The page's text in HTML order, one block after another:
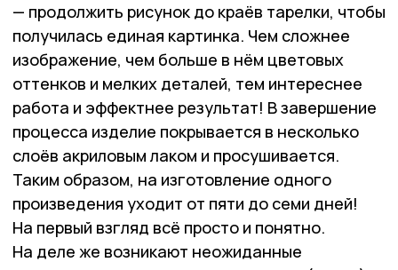
— продолжить рисунок до краёв тарелки, чтобы
получилась единая картинка. Чем сложнее
изображение, чем больше в нём цветовых
оттенков и мелких деталей, тем интереснее
работа и эффектнее результат! В завершение
процесса изделие покрывается в несколько
слоёв акриловым лаком и просушивается.
Таким образом, на изготовление одного
произведения уходит от пяти до семи дней!
На первый взгляд всё просто и понятно.
На деле же возникают неожиданные